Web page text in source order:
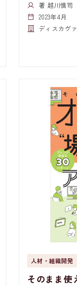
著 越川慎司
2023年4月
ディスカヴ
人材・組織開発
そのまま使